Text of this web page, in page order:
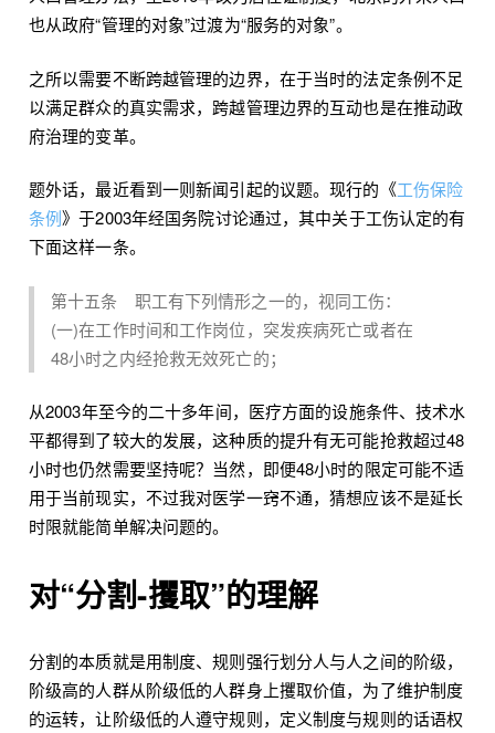
也从政府“管理的对象”过渡为“服务的对象”。
之所以需要不断跨越管理的边界，在于当时的法定条例不足
以满足群众的真实需求，跨越管理边界的互动也是在推动政
府治理的变革。
题外话，最近看到一则新闻引起的议题。现行的《工伤保险
条例》于2003年经国务院讨论通过，其中关于工伤认定的有
下面这样一条。
第十五条 职工有下列情形之一的，视同工伤：
(一)在工作时间和工作岗位，突发疾病死亡或者在
48小时之内经抢救无效死亡的；
从2003年至今的二十多年间，医疗方面的设施条件、技术水
平都得到了较大的发展，这种质的提升有无可能抢救超过48
小时也仍然需要坚持呢？当然，即便48小时的限定可能不适
用于当前现实，不过我对医学一窍不通，猜想应该不是延长
时限就能简单解决问题的。
对“分割-攫取”的理解
分割的本质就是用制度、规则强行划分人与人之间的阶级，
阶级高的人群从阶级低的人群身上攫取价值，为了维护制度
的运转，让阶级低的人遵守规则，定义制度与规则的话语权